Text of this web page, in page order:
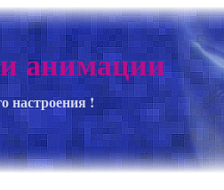
анимации
настроения !